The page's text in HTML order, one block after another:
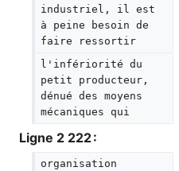
industriel, il est
à peine besoin de
faire ressortir
l'infériorité du
petit producteur,
dénué des moyens
mécaniques qui
Ligne 2 222 :
organisation